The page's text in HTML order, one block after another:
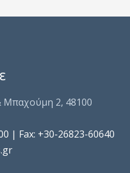
Μπαχούμη 2, 48100
| Fax: +30-26823-60640